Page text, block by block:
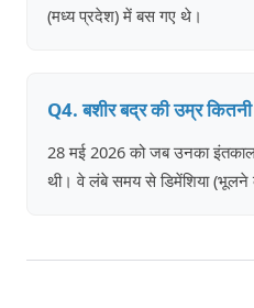
(मध्य प्रदेश) में बस गए थे।
Q4. बशीर बद्र की उम्र
28 मई 2026 को जब उनका
थी। वे लंबे समय से डिमेंशिया (भूलने